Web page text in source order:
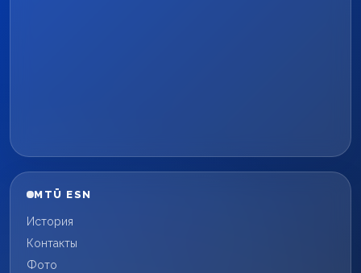
MTÜ ESN
История
Контакты
Фото